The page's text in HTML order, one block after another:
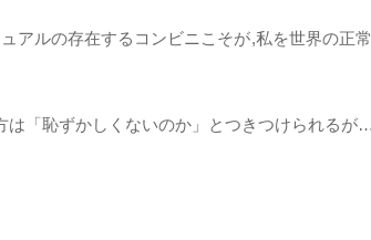
アルの存在するコンビニこそが,私を世界の正
は「恥ずかしくないのか」とつきつけられるが